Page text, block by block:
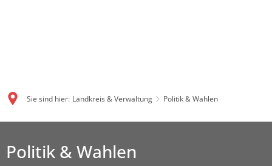
Sie sind hier: Landkreis & Verwaltung Politik & Wahlen
Politik & Wahlen